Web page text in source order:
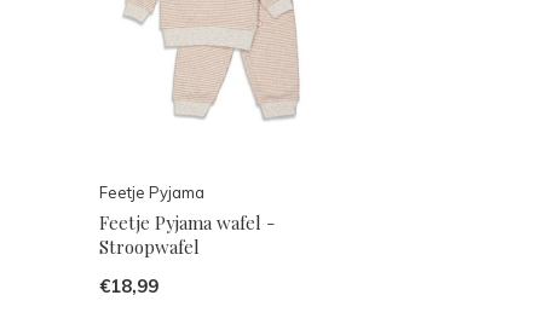
Feetje Pyjama
Feetje Pyjama wafel -
Stroopwafel
€18,99